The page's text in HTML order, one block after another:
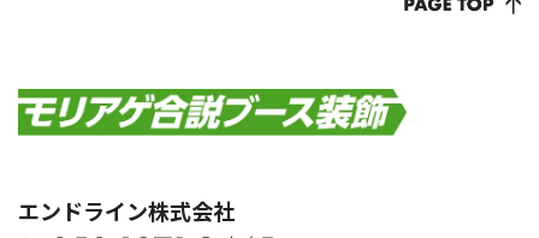
エンドライン株式会社